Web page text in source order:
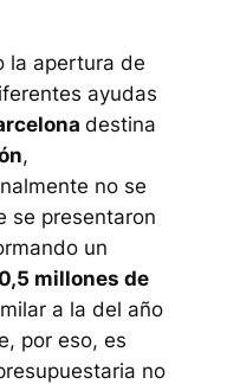
la apertura de
ayudas
destina
,
no se
se presentaron
un
millones de
a la del año
por eso, es
no